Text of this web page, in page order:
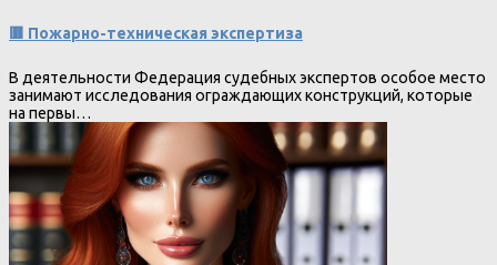
🟥 Пожарно-техническая экспертиза
В деятельности Федерация судебных экспертов особое место
занимают исследования ограждающих конструкций, которые
на первы…